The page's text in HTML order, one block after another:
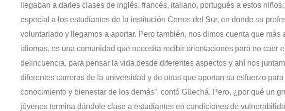
llegaban a darles clases de inglés, francés, italiano, portugués a estos
especial a los estudiantes de la institución Cerros del Sur, en donde su
voluntariado y llegamos a aportar. Pero también, nos dimos cuenta que más
idiomas, es una comunidad que necesita recibir orientaciones para no caer
delincuencia, para pensar la vida desde diferentes aspectos y ahí nos
diferentes carreras de la universidad y de otras que aportan su esfuerzo para
conocimiento y bienestar de los demás”, contó Güechá. Pero, ¿por qué un
jóvenes termina dándole clase a estudiantes en condiciones de